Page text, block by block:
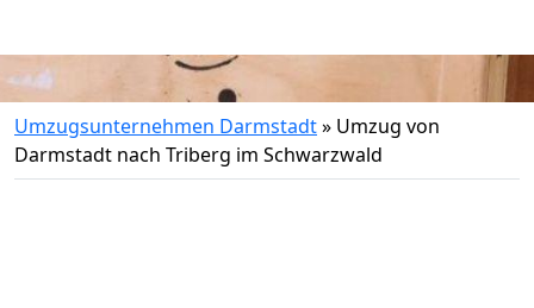
Umzugsunternehmen Darmstadt» Umzug von
Darmstadt nach Triberg im Schwarzwald